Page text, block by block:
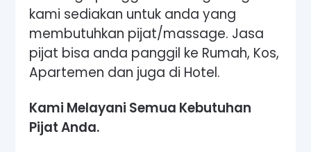
kami sediakan untuk anda yang
membutuhkan pijat/massage. Jasa
pijat bisa anda panggil ke Rumah, Kos,
Apartemen dan juga di Hotel.
Kami Melayani Semua Kebutuhan
Pijat Anda.